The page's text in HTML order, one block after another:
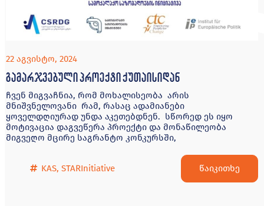
22 აგვისტო, 2024
გამარჯვებული პროექტი ქუთაისიდან
ჩვენ მიგვაჩნია, რომ მოხალისეობა არის
მნიშვნელოვანი რამ, რასაც ადამიანები
ყოველდღიურად უნდა აკეთებდნენ. სწორედ ეს იყო
მოტივაცია დაგვეწერა პროექტი და მონაწილეობა
მიგვეღო მცირე საგრანტო კონკურსში,
KAS, STARInitiative წაიკითხე